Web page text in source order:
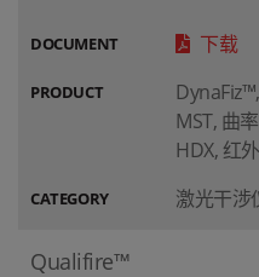
DOCUMENT 下载
PRODUCT
MST, 曲
HDX, 红
CATEGORY 激光干涉
Qualifire™